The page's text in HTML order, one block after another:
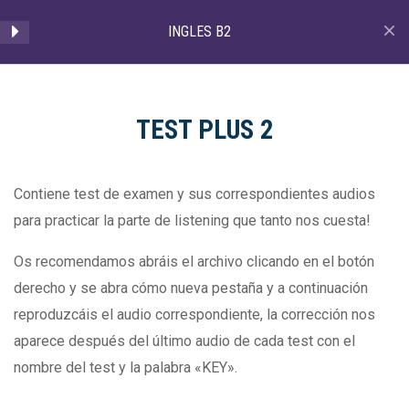
new new
You are here:
Home Curso INGLES B2
Inicio Cursos OnLine
INGLES B2
FIRST 1
FIRST 5
TEST PLUS 2
TEST PLUS 2
Contiene test de examen y sus correspondientes audios
para practicar la parte de listening que tanto nos cuesta!
Os recomendamos abráis el archivo clicando en el botón
derecho y se abra cómo nueva pestaña y a continuación
reproduzcáis el audio correspondiente, la corrección nos
aparece después del último audio de cada test con el
nombre del test y la palabra «KEY».